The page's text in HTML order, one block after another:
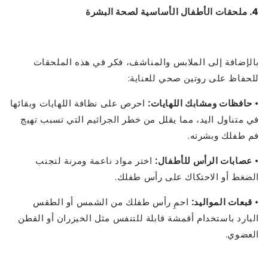
4. ملحقات الأطفال الأساسية لصحة البشرة
بالإضافة إلى الملابس والمناشف، فكر في هذه الملحقات
للحفاظ على روتين صحي للعناية:
حافظات ومشابك اللهايات:احرص على نظافة اللهايات وبقائها
في متناول اليد، مما يقلل من خطر الجراثيم التي تسبب تهيج
فم طفلك وبشرته.
عصابات الرأس للأطفال:اختر مواد ناعمة ومرنة لتجنب
الضغط أو الاحتكاك على رأس طفلك.
قبعات المواليد:احمِ رأس طفلك من الشمس أو الطقس
البارد باستخدام أقمشة قابلة للتنفس مثل الخيزران أو القطن
العضوي.